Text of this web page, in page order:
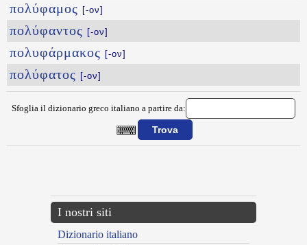
πολύφαμος [-ον]
πολύφαντος [-ον]
πολυφάρμακος [-ον]
πολύφατος [-ον]
Sfoglia il dizionario greco italiano a partire da:
I nostri siti
Dizionario italiano